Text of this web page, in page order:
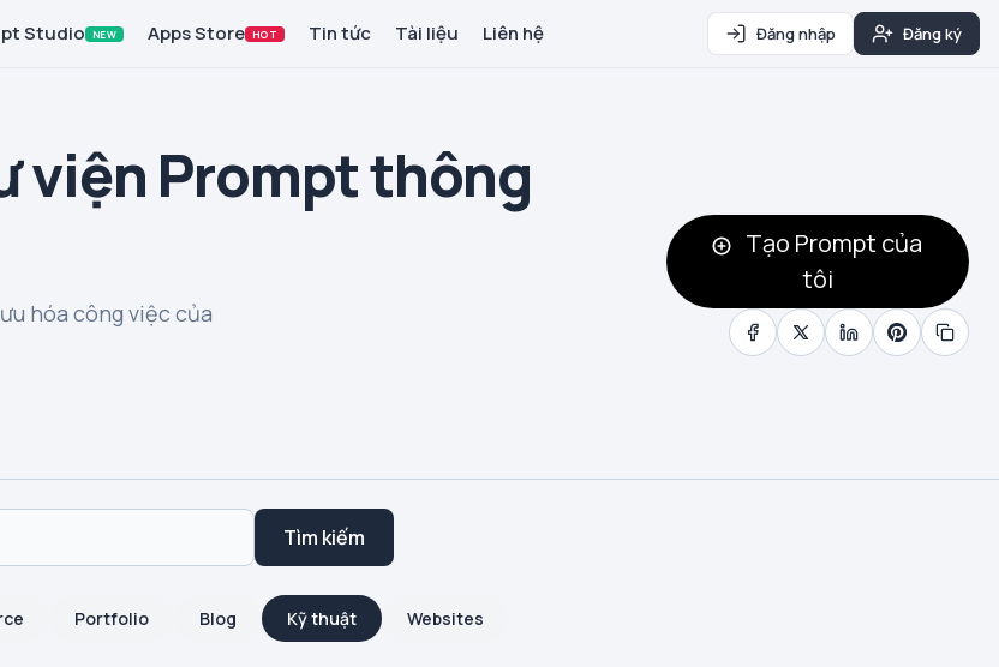
Studio NEW Apps Store HOT Tin tức Tài liệu Liên hệ Đăng nhập Đăng ký
viện Prompt thông
hóa công việc của
Tạo Prompt của
tôi
Tìm kiếm
Portfolio Blog Kỹ thuật Websites